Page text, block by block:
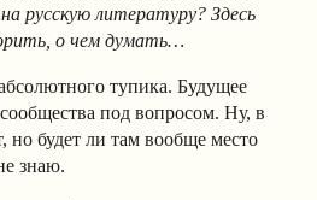
на русскую литературу? Здесь
о чем думать…
тупика. Будущее
под вопросом. Ну, в
но будет ли там вообще место
знаю.